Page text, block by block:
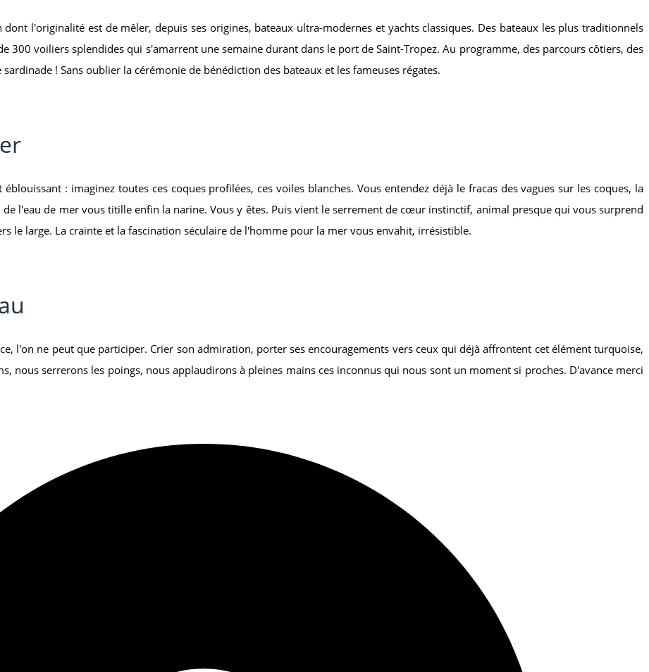
l'originalité est de mêler, depuis ses origines, bateaux ultra-modernes et yachts classiques. Des bateaux les plus traditionnels
300 voiliers splendides qui s'amarrent une semaine durant dans le port de Saint-Tropez. Au programme, des parcours côtiers, des
! Sans oublier la cérémonie de bénédiction des bateaux et les fameuses régates.
: imaginez toutes ces coques profilées, ces voiles blanches. Vous entendez déjà le fracas des vagues sur les coques, la
l'eau de mer vous titille enfin la narine. Vous y êtes. Puis vient le serrement de cœur instinctif, animal presque qui vous surprend
le large. La crainte et la fascination séculaire de l'homme pour la mer vous envahit, irrésistible.
l'on ne peut que participer. Crier son admiration, porter ses encouragements vers ceux qui déjà affrontent cet élément turquoise,
nous serrerons les poings, nous applaudirons à pleines mains ces inconnus qui nous sont un moment si proches. D'avance merci